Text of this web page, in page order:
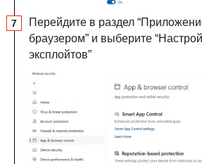
Перейдите в раздел
браузером” и выберите
эксплойтов”